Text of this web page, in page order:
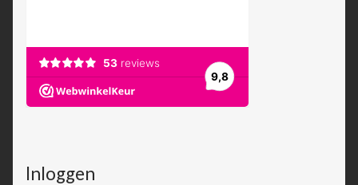
Inloggen